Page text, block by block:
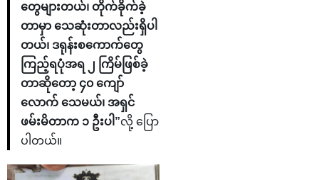
တွေများတယ်၊ တိုက်ခိုက်ခဲ့
တာမှာ သေဆုံးတာလည်းရှိပါ
တယ်၊ ဒရုန်းစကောက်တွေ
ကြည့်ရပုံအရ ၂ ကြိမ်ဖြစ်ခဲ့
တာဆိုတော့ ၄၀ ကျော်
လောက် သေမယ်၊ အရှင်
ဖမ်းမိတာက ၁ ဦးပါ”လို့ ပြော
ပါတယ်။